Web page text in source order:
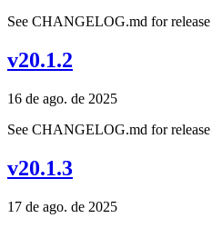
See CHANGELOG.md for release
v20.1.2
16 de ago. de 2025
See CHANGELOG.md for release
v20.1.3
17 de ago. de 2025